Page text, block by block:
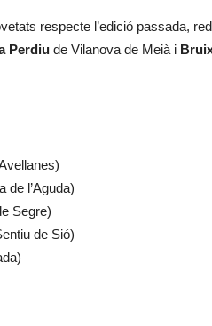
respecte l’edició passada,
Perdiu de Vilanova de Meià i
de l’Aguda)
Segre)
de Sió)